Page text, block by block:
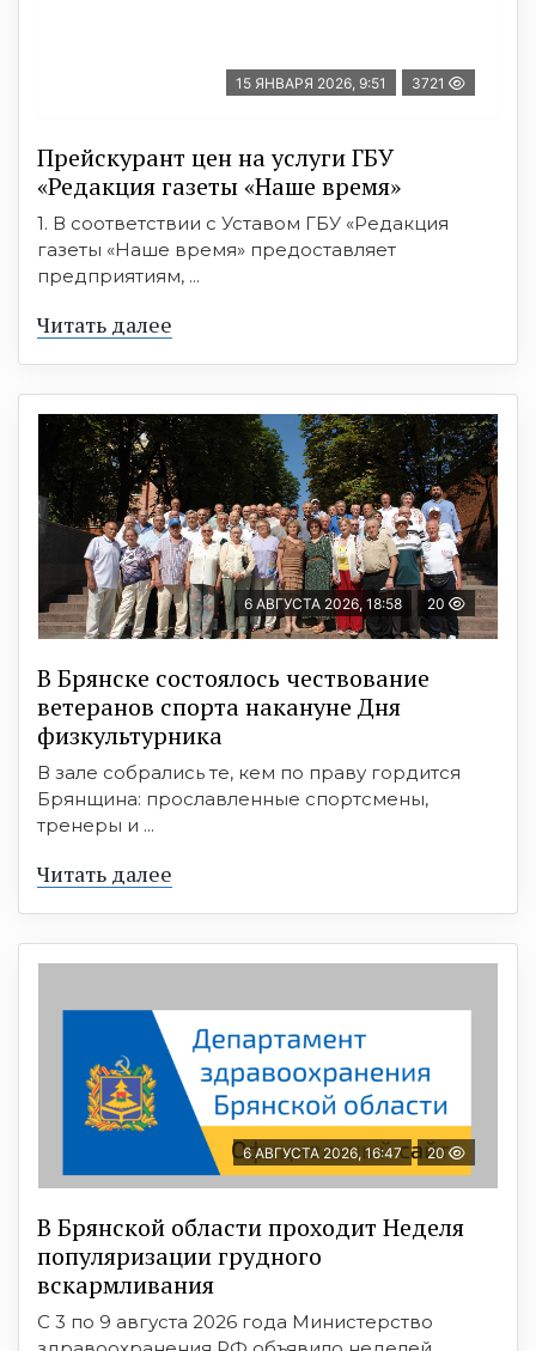
15 ЯНВАРЯ 2026, 9:51 3721
Прейскурант цен на услуги ГБУ
«Редакция газеты «Наше время»
1. В соответствии с Уставом ГБУ «Редакция
газеты «Наше время» предоставляет
предприятиям, ...
Читать далее
6 АВГУСТА 2026, 18:58 20
В Брянске состоялось чествование
ветеранов спорта накануне Дня
физкультурника
В зале собрались те, кем по праву гордится
Брянщина: прославленные спортсмены,
тренеры и ...
Читать далее
6 АВГУСТА 2026, 16:47 20
В Брянской области проходит Неделя
популяризации грудного
вскармливания
С 3 по 9 августа 2026 года Министерство